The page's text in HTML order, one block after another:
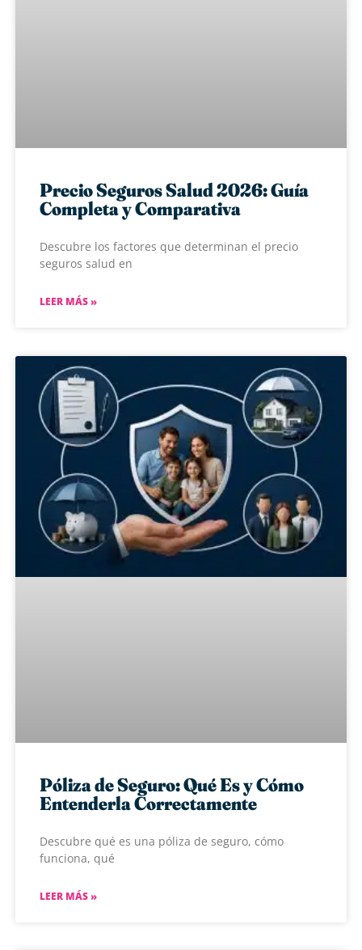
Precio Seguros Salud 2026: Guía
Completa y Comparativa
Descubre los factores que determinan el precio
seguros salud en
LEER MÁS »
Póliza de Seguro: Qué Es y Cómo
Entenderla Correctamente
Descubre qué es una póliza de seguro, cómo
funciona, qué
LEER MÁS »